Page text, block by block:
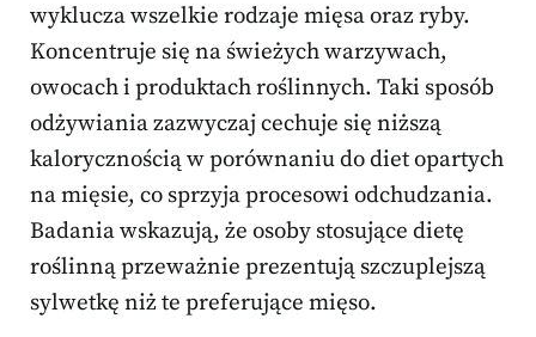
wyklucza wszelkie rodzaje mięsa oraz ryby.
Koncentruje się na świeżych warzywach,
owocach i produktach roślinnych. Taki sposób
odżywiania zazwyczaj cechuje się niższą
kalorycznością w porównaniu do diet opartych
na mięsie, co sprzyja procesowi odchudzania.
Badania wskazują, że osoby stosujące dietę
roślinną przeważnie prezentują szczuplejszą
sylwetkę niż te preferujące mięso.